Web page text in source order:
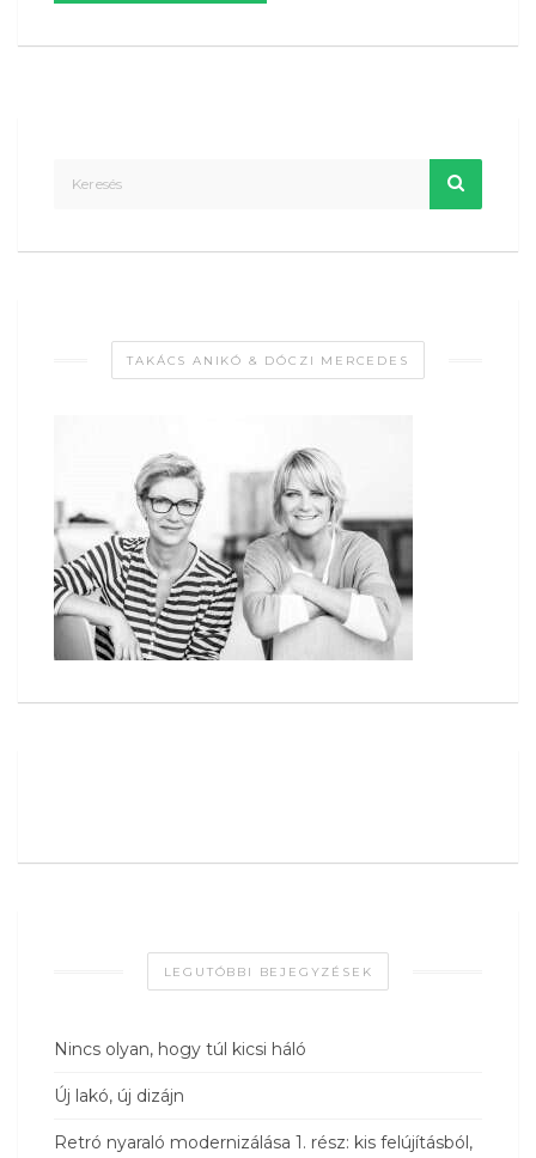
TAKÁCS ANIKÓ & DÓCZI MERCEDES
LEGUTÓBBI BEJEGYZÉSEK
Nincs olyan, hogy túl kicsi háló
Új lakó, új dizájn
Retró nyaraló modernizálása 1. rész: kis felújításból,